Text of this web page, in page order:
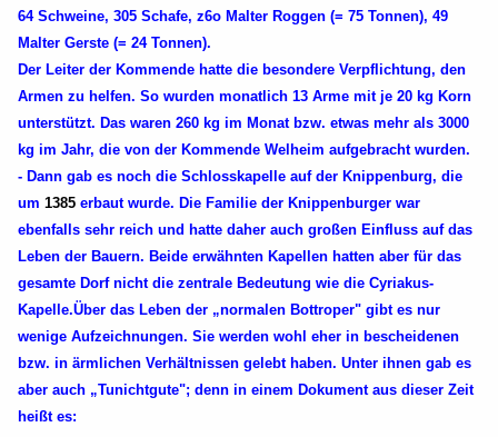
64 Schweine, 305 Schafe, z6o Malter Roggen (= 75 Tonnen), 49
Malter Gerste (= 24 Tonnen).
Der Leiter der Kommende hatte die besondere Verpflichtung, den
Armen zu helfen. So wurden monatlich 13 Arme mit je 20 kg Korn
unterstützt. Das waren 260 kg im Monat bzw. etwas mehr als 3000
kg im Jahr, die von der Kommende Welheim aufgebracht wurden.
- Dann gab es noch die Schlosskapelle auf der Knippenburg, die
um 1385 erbaut wurde. Die Familie der Knippenburger war
ebenfalls sehr reich und hatte daher auch großen Einfluss auf das
Leben der Bauern. Beide erwähnten Kapellen hatten aber für das
gesamte Dorf nicht die zentrale Bedeutung wie die Cyriakus-
Kapelle.Über das Leben der „normalen Bottroper" gibt es nur
wenige Aufzeichnungen. Sie werden wohl eher in bescheidenen
bzw. in ärmlichen Verhältnissen gelebt haben. Unter ihnen gab es
aber auch „Tunichtgute"; denn in einem Dokument aus dieser Zeit
heißt es: